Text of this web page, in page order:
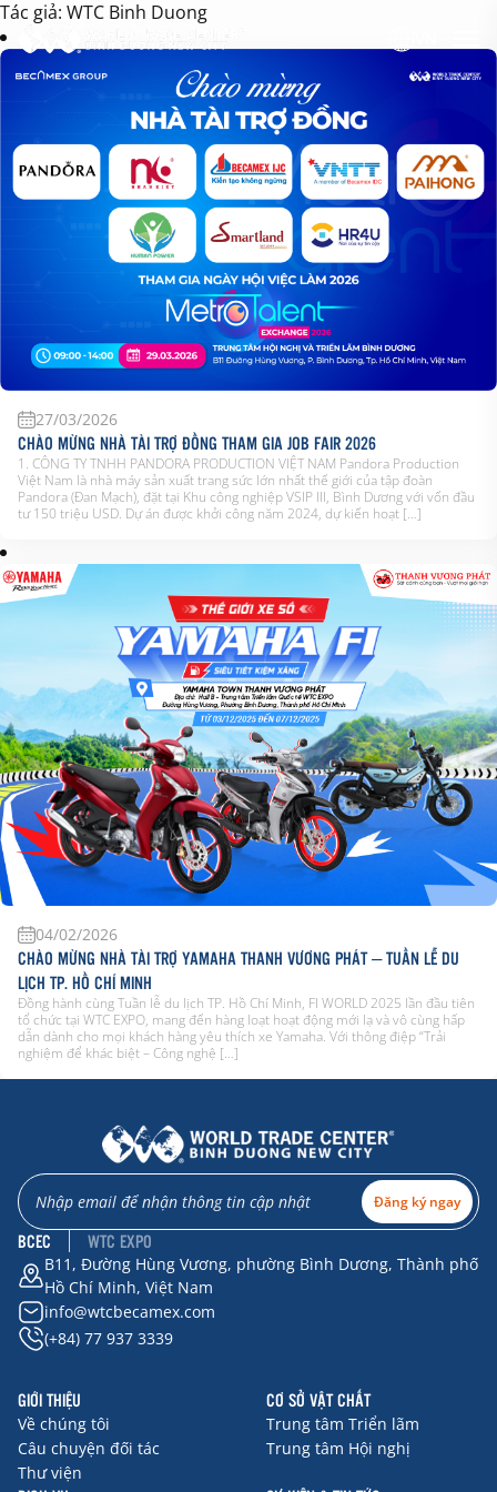
Tác giả: WTC Binh Duong
27/03/2026
CHÀO MỪNG NHÀ TÀI TRỢ ĐỒNG THAM GIA JOB FAIR 2026
1. CÔNG TY TNHH PANDORA PRODUCTION VIỆT NAM Pandora Production
Việt Nam là nhà máy sản xuất trang sức lớn nhất thế giới của tập đoàn
Pandora (Đan Mạch), đặt tại Khu công nghiệp VSIP III, Bình Dương với vốn đầu
tư 150 triệu USD. Dự án được khởi công năm 2024, dự kiến hoạt […]
04/02/2026
CHÀO MỪNG NHÀ TÀI TRỢ YAMAHA THANH VƯƠNG PHÁT – TUẦN LỄ DU
LỊCH TP. HỒ CHÍ MINH
Đồng hành cùng Tuần lễ du lịch TP. Hồ Chí Minh, FI WORLD 2025 lần đầu tiên
tổ chức tại WTC EXPO, mang đến hàng loạt hoạt động mới lạ và vô cùng hấp
dẫn dành cho mọi khách hàng yêu thích xe Yamaha. Với thông điệp “Trải
nghiệm để khác biệt – Công nghệ […]
Đăng ký ngay
BCEC WTC EXPO
B11, Đường Hùng Vương, phường Bình Dương, Thành phố
Hồ Chí Minh, Việt Nam
info@wtcbecamex.com
(+84) 77 937 3339
GIỚI THIỆU
Về chúng tôi
Câu chuyện đối tác
Thư viện
CƠ SỞ VẬT CHẤT
Trung tâm Triển lãm
Trung tâm Hội nghị